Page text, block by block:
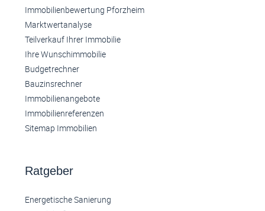
Immobilienbewertung Pforzheim
Marktwertanalyse
Teilverkauf Ihrer Immobilie
Ihre Wunschimmobilie
Budgetrechner
Bauzinsrechner
Immobilienangebote
Immobilienreferenzen
Sitemap Immobilien
Ratgeber
Energetische Sanierung